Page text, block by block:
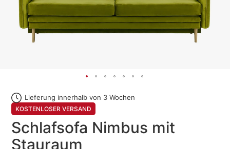
Lieferung innerhalb von 3 Wochen
KOSTENLOSER VERSAND
Schlafsofa Nimbus mit
Stauraum